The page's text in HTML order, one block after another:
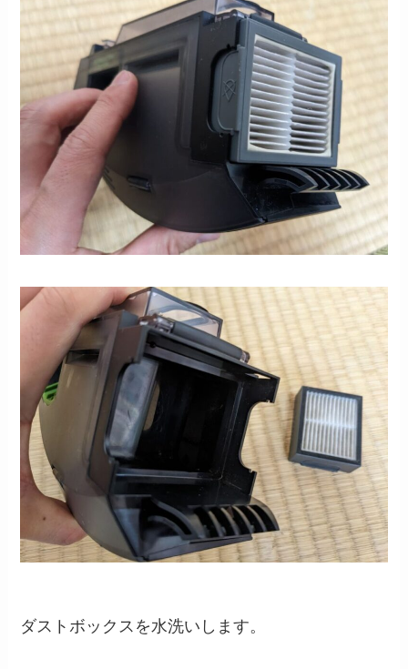
ダストボックスを水洗いします。